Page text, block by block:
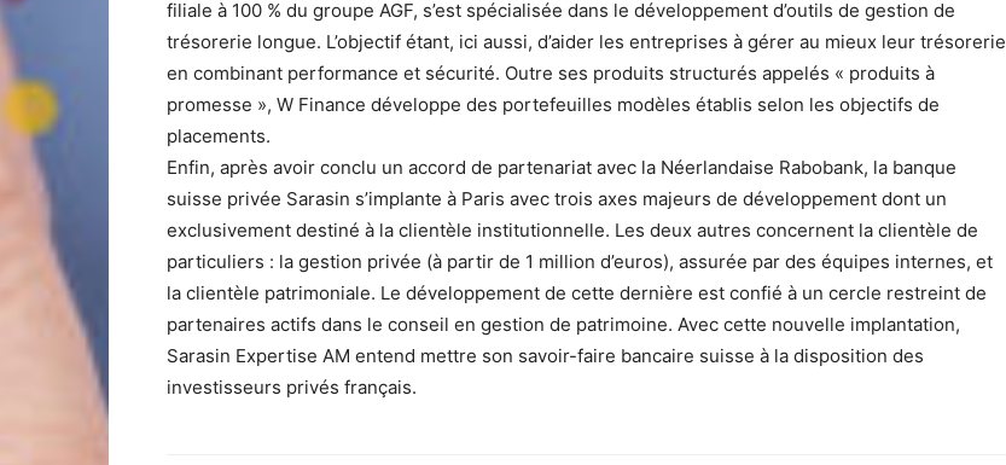
filiale à 100 % du groupe AGF, s’est spécialisée dans le développement d’outils de gestion de
trésorerie longue. L’objectif étant, ici aussi, d’aider les entreprises à gérer au mieux leur trésorerie
en combinant performance et sécurité. Outre ses produits structurés appelés « produits à
promesse », W Finance développe des portefeuilles modèles établis selon les objectifs de
placements.
Enfin, après avoir conclu un accord de partenariat avec la Néerlandaise Rabobank, la banque
suisse privée Sarasin s’implante à Paris avec trois axes majeurs de développement dont un
exclusivement destiné à la clientèle institutionnelle. Les deux autres concernent la clientèle de
particuliers : la gestion privée (à partir de 1 million d’euros), assurée par des équipes internes, et
la clientèle patrimoniale. Le développement de cette dernière est confié à un cercle restreint de
partenaires actifs dans le conseil en gestion de patrimoine. Avec cette nouvelle implantation,
Sarasin Expertise AM entend mettre son savoir-faire bancaire suisse à la disposition des
investisseurs privés français.